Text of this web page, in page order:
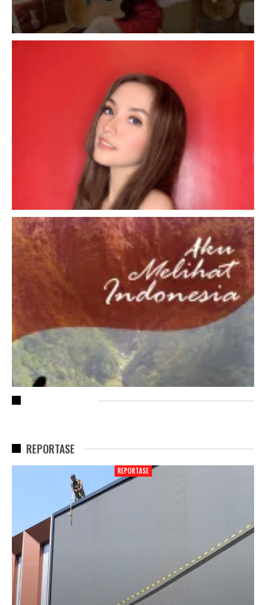
REPORTASE
REPORTASE